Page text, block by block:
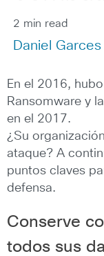
2 min read
Daniel Garces
En el 2016,
Ransomware y
en el 2017.
¿Su
ataque? A
puntos claves
defensa.
Conserve
todos sus